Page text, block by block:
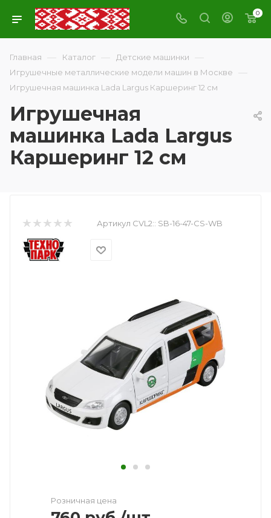
0
Главная — Каталог — Детские машинки —
Игрушечные металлические модели машин в Москве —
Игрушечная машинка Lada Largus Каршеринг 12 см
Игрушечная
машинка Lada Largus
Каршеринг 12 см
Артикул CVL2:: SB-16-47-CS-WB
Розничная цена